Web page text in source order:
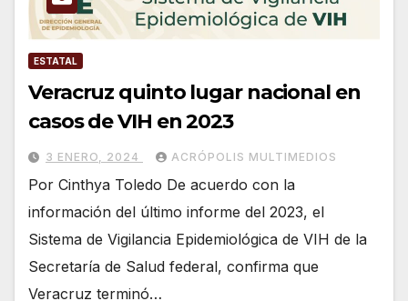
ESTATAL
Veracruz quinto lugar nacional en
casos de VIH en 2023
3 ENERO, 2024 ACRÓPOLIS MULTIMEDIOS
Por Cinthya Toledo De acuerdo con la
información del último informe del 2023, el
Sistema de Vigilancia Epidemiológica de VIH de la
Secretaría de Salud federal, confirma que
Veracruz terminó…